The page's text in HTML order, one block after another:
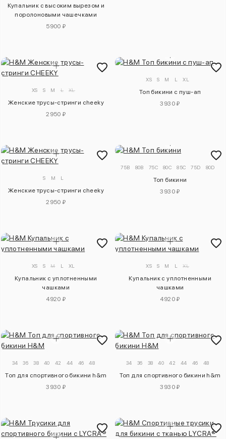
Купальник с высоким вырезом и
поролоновыми чашечками
5900 ₽
XS S M L XL
Женские трусы-стринги cheeky
2950 ₽
XS S M L XL
Топ бикини с пуш-ап
3930 ₽
S M L
Женские трусы-стринги cheeky
2950 ₽
75B 80B 75C 80C 85C 75D 80D
Топ бикини
3930 ₽
XS S M L XL
Купальник с уплотненными
чашками
4920 ₽
XS S M L XL
Купальник с уплотненными
чашками
4920 ₽
34 36 38 40 42 44 46 48
Топ для спортивного бикини h&m
3930 ₽
34 36 38 40 42 44 46 48
Топ для спортивного бикини h&m
3930 ₽